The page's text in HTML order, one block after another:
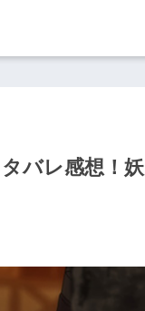
バレ感想！妖